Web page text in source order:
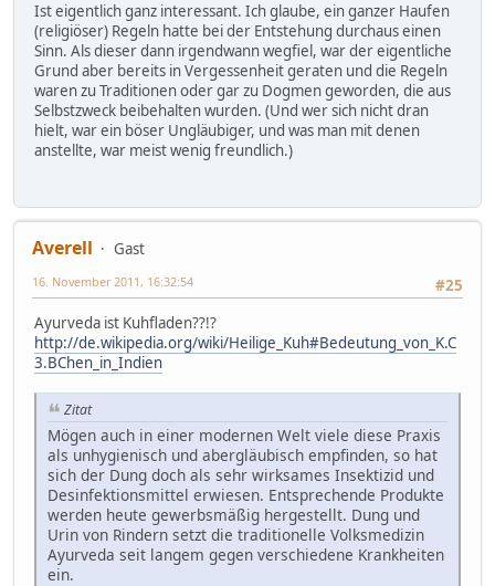
Ist eigentlich ganz interessant. Ich glaube, ein ganzer Haufen
(religiöser) Regeln hatte bei der Entstehung durchaus einen
Sinn. Als dieser dann irgendwann wegfiel, war der eigentliche
Grund aber bereits in Vergessenheit geraten und die Regeln
waren zu Traditionen oder gar zu Dogmen geworden, die aus
Selbstzweck beibehalten wurden. (Und wer sich nicht dran
hielt, war ein böser Ungläubiger, und was man mit denen
anstellte, war meist wenig freundlich.)
Averell
Gast
#25
16. November 2011, 16:32:54
Ayurveda ist Kuhfladen??!?
http://de.wikipedia.org/wiki/Heilige_Kuh#Bedeutung_von_K.C
3.BChen_in_Indien
Zitat
Mögen auch in einer modernen Welt viele diese Praxis
als unhygienisch und abergläubisch empfinden, so hat
sich der Dung doch als sehr wirksames Insektizid und
Desinfektionsmittel erwiesen. Entsprechende Produkte
werden heute gewerbsmäßig hergestellt. Dung und
Urin von Rindern setzt die traditionelle Volksmedizin
Ayurveda seit langem gegen verschiedene Krankheiten
ein.